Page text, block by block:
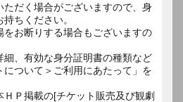
だく場合がございますので、身
ちください。
お断りする場合もございますの
細、有効な身分証明書の種類など
について＞ご利用にあたって」を
Ｐ掲載の[チケット販売及び観劇